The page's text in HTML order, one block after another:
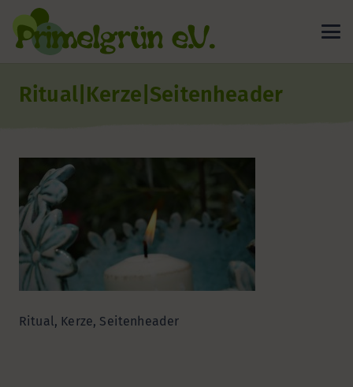
Ritual|Kerze|Seitenheader
Ritual, Kerze, Seitenheader